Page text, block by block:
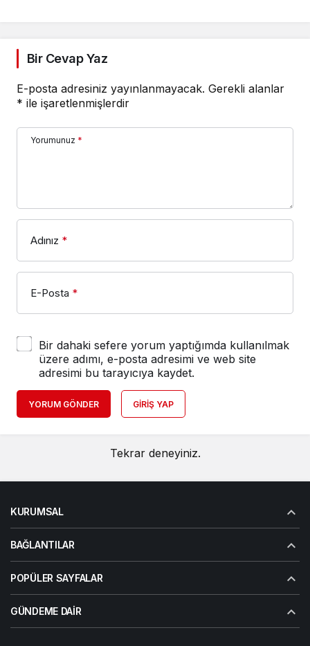
Bir Cevap Yaz
E-posta adresiniz yayınlanmayacak. Gerekli alanlar
* ile işaretlenmişlerdir
Yorumunuz *
Adınız *
E-Posta *
Bir dahaki sefere yorum yaptığımda kullanılmak
üzere adımı, e-posta adresimi ve web site
adresimi bu tarayıcıya kaydet.
YORUM GÖNDER GIRIŞ YAP
Tekrar deneyiniz.
KURUMSAL
BAĞLANTILAR
POPÜLER SAYFALAR
GÜNDEME DAIR